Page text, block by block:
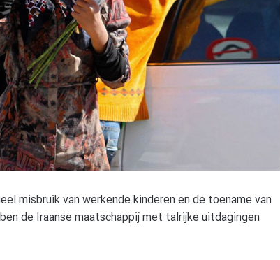
misbruik van werkende kinderen en de toename van
de Iraanse maatschappij met talrijke uitdagingen